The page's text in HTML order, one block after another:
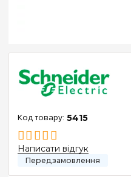
5415
Написати відгук